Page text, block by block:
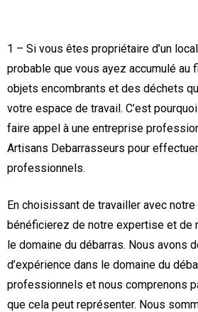
1 – Si vous êtes propriétaire d’un
probable que vous ayez accumulé au
objets encombrants et des déchets
votre espace de travail. C’est
faire appel à une entreprise
Artisans Debarrasseurs pour
professionnels.
En choisissant de travailler avec
bénéficierez de notre expertise et de
le domaine du débarras. Nous avons
d’expérience dans le domaine du
professionnels et nous comprenons
que cela peut représenter. Nous